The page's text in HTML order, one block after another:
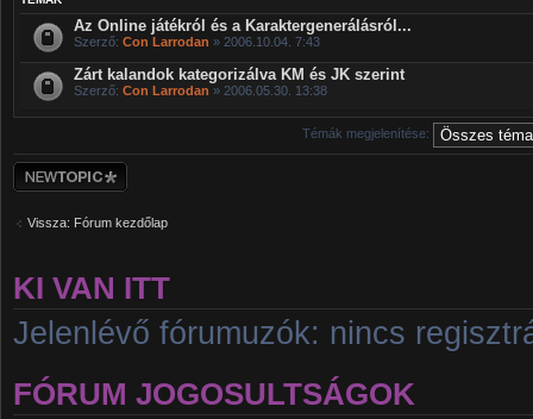
Az Online játékról és a Karaktergenerálásról...
Szerző: Con Larrodan » 2006.10.04. 7:43
Zárt kalandok kategorizálva KM és JK szerint
Szerző: Con Larrodan » 2006.05.30. 13:38
Témák megjelenítése:
Új téma nyitása
Vissza: Fórum kezdőlap
KI VAN ITT
Jelenlévő fórumuzók: nincs
FÓRUM JOGOSULTSÁGOK